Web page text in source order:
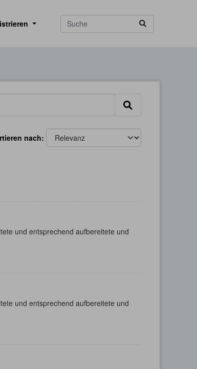
nach
und entsprechend aufbereitete und
und entsprechend aufbereitete und